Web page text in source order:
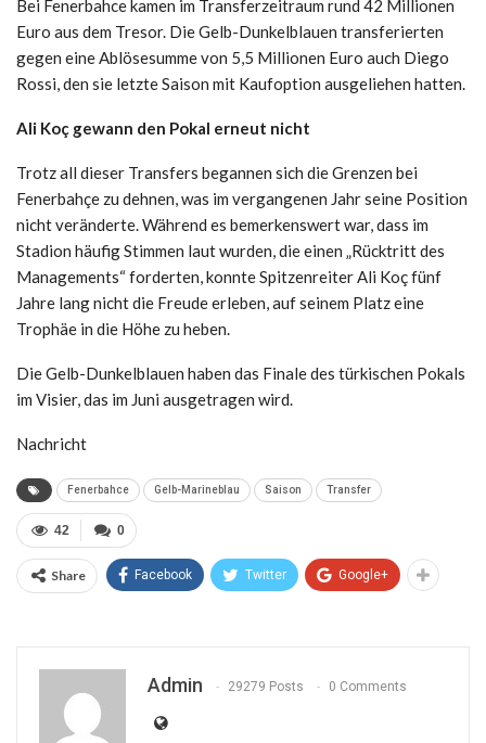
Bei Fenerbahce kamen im Transferzeitraum rund 42 Millionen
Euro aus dem Tresor. Die Gelb-Dunkelblauen transferierten
gegen eine Ablösesumme von 5,5 Millionen Euro auch Diego
Rossi, den sie letzte Saison mit Kaufoption ausgeliehen hatten.
Ali Koç gewann den Pokal erneut nicht
Trotz all dieser Transfers begannen sich die Grenzen bei
Fenerbahçe zu dehnen, was im vergangenen Jahr seine Position
nicht veränderte. Während es bemerkenswert war, dass im
Stadion häufig Stimmen laut wurden, die einen „Rücktritt des
Managements“ forderten, konnte Spitzenreiter Ali Koç fünf
Jahre lang nicht die Freude erleben, auf seinem Platz eine
Trophäe in die Höhe zu heben.
Die Gelb-Dunkelblauen haben das Finale des türkischen Pokals
im Visier, das im Juni ausgetragen wird.
Nachricht
Fenerbahce Gelb-Marineblau Saison Transfer
0
42
Share Facebook Twitter Google+
Admin 29279 Posts 0 Comments